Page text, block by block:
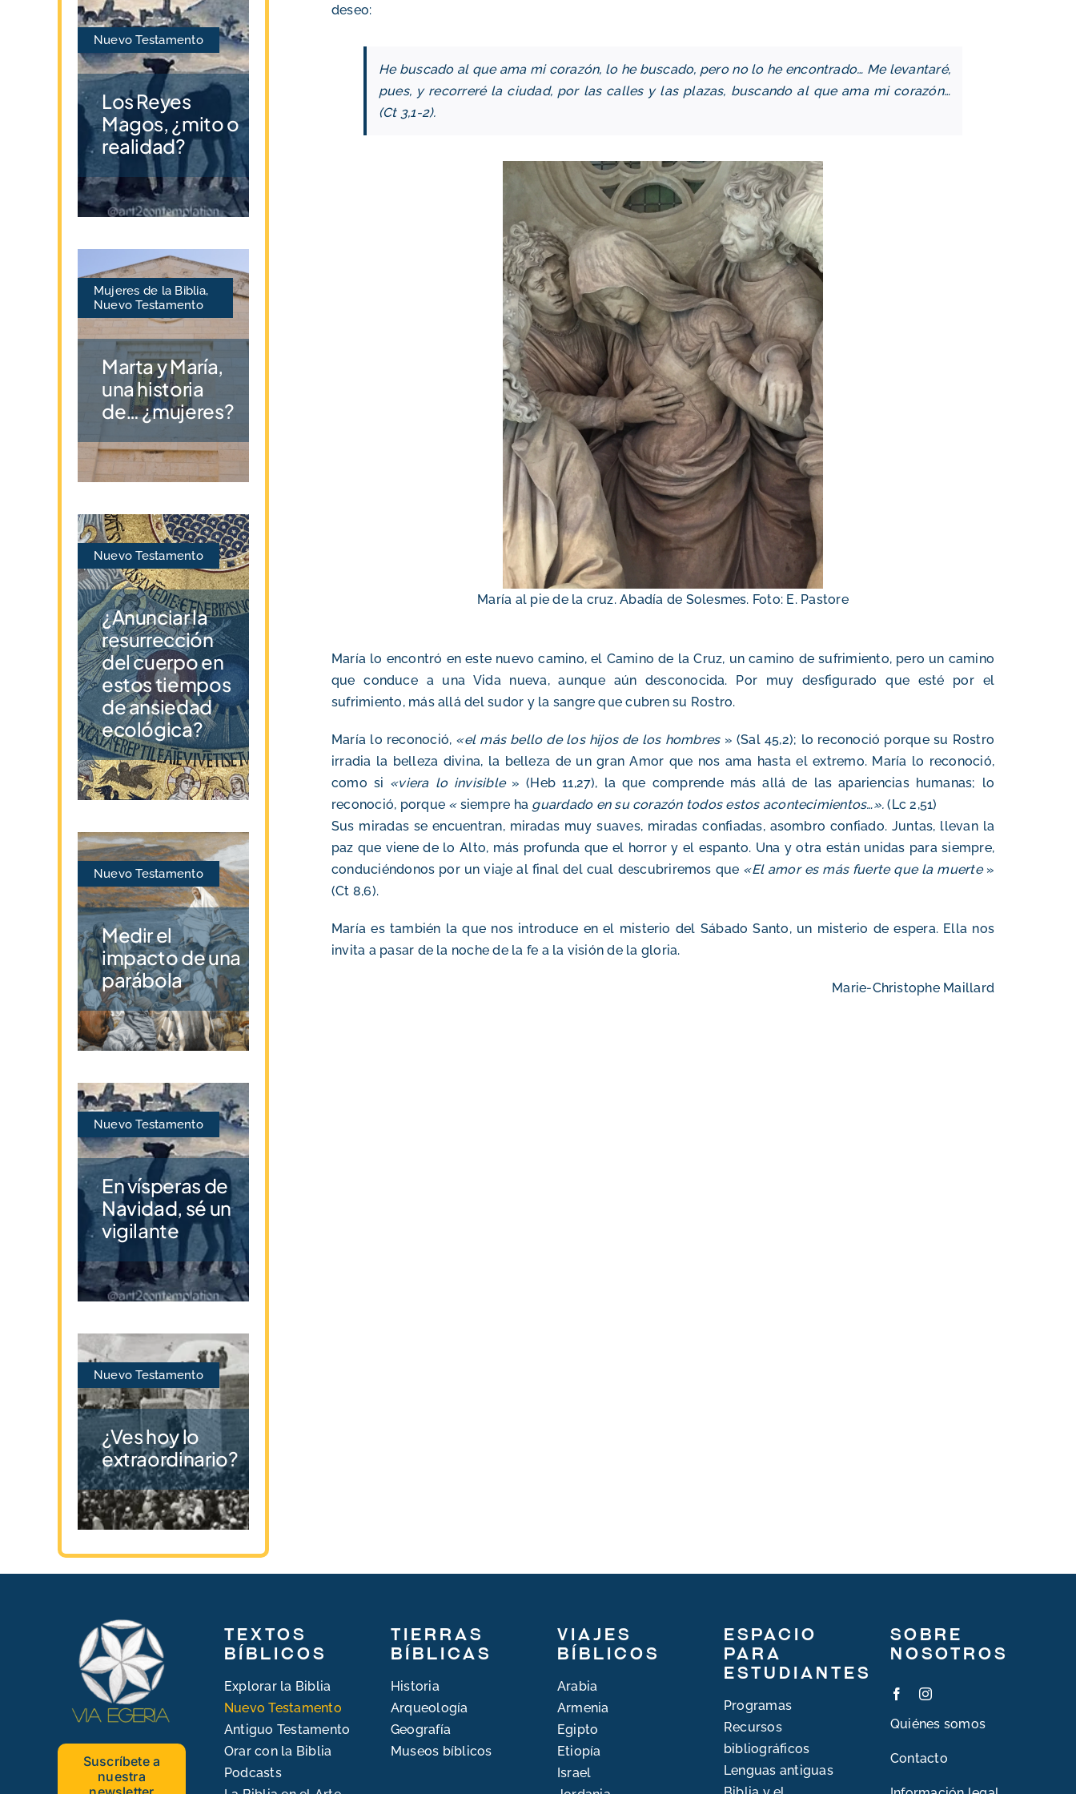
Nuevo Testamento
Los Reyes
Magos, ¿mito o
realidad?
Mujeres de la Biblia,
Nuevo Testamento
Marta y María,
una historia
de… ¿mujeres?
Nuevo Testamento
¿Anunciar la
resurrección
del cuerpo en
estos tiempos
de ansiedad
ecológica?
Nuevo Testamento
Medir el
impacto de una
parábola
Nuevo Testamento
En vísperas de
Navidad, sé un
vigilante
Nuevo Testamento
¿Ves hoy lo
extraordinario?
deseo:
He buscado al que ama mi corazón, lo he buscado, pero no lo he encontrado… Me levantaré,
pues, y recorreré la ciudad, por las calles y las plazas, buscando al que ama mi corazón…
(Ct 3,1-2).
María al pie de la cruz. Abadía de Solesmes. Foto: E. Pastore
María lo encontró en este nuevo camino, el Camino de la Cruz, un camino de sufrimiento, pero un camino
que conduce a una Vida nueva, aunque aún desconocida. Por muy desfigurado que esté por el
sufrimiento, más allá del sudor y la sangre que cubren su Rostro.
María lo reconoció, «el más bello de los hijos de los hombres» (Sal 45,2); lo reconoció porque su Rostro
irradia la belleza divina, la belleza de un gran Amor que nos ama hasta el extremo. María lo reconoció,
como si «viera lo invisible» (Heb 11,27), la que comprende más allá de las apariencias humanas; lo
reconoció, porque «siempre ha guardado en su corazón todos estos acontecimientos…». (Lc 2,51)
Sus miradas se encuentran, miradas muy suaves, miradas confiadas, asombro confiado. Juntas, llevan la
paz que viene de lo Alto, más profunda que el horror y el espanto. Una y otra están unidas para siempre,
conduciéndonos por un viaje al final del cual descubriremos que «El amor es más fuerte que la muerte»
(Ct 8,6).
María es también la que nos introduce en el misterio del Sábado Santo, un misterio de espera. Ella nos
invita a pasar de la noche de la fe a la visión de la gloria.
Marie-Christophe Maillard
Suscríbete a
nuestra
Textos
bíblicos
Explorar la Biblia
Nuevo Testamento
Antiguo Testamento
Orar con la Biblia
Podcasts
Tierras
bíblicas
Historia
Arqueología
Geografía
Museos bíblicos
Viajes
bíblicos
Arabia
Armenia
Egipto
Etiopía
Israel
Espacio
para
estudiantes
Programas
Recursos
bibliográficos
Lenguas antiguas
Sobre
nosotros
Quiénes somos
Contacto